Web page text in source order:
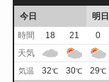
今日
明日
時間
18 21 0
天気
気温 32℃ 30℃ 29℃